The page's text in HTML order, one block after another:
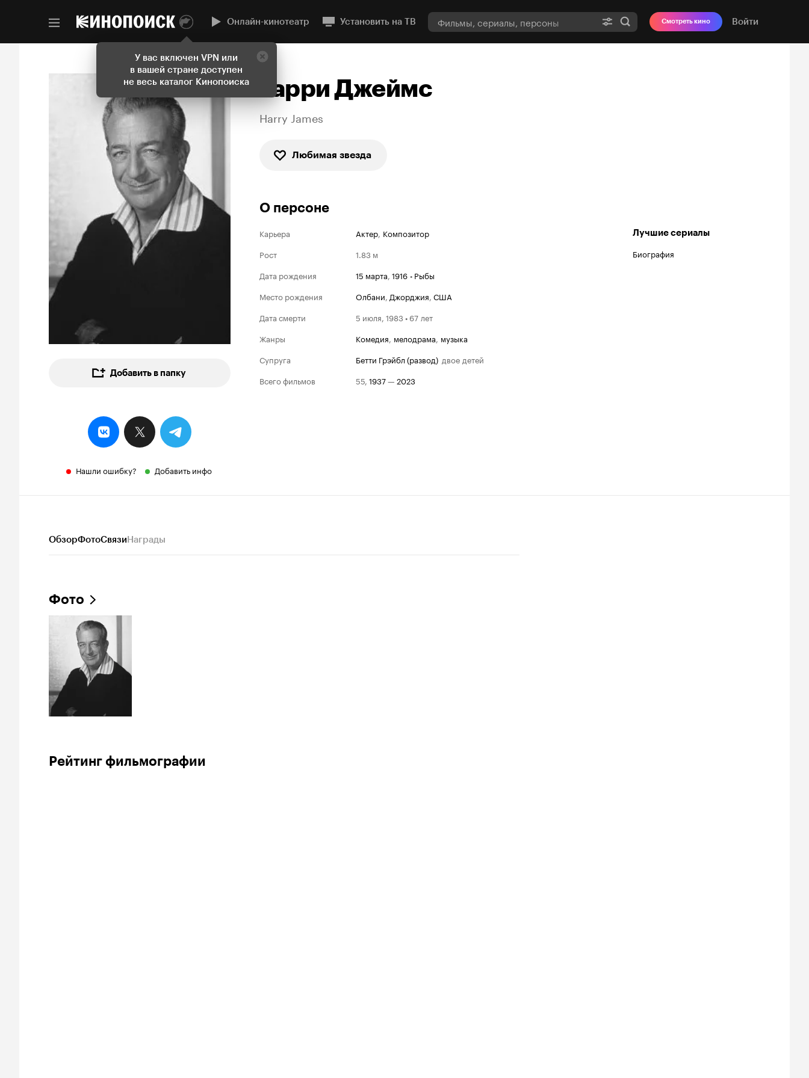
У вас включен VPN или
в вашей стране доступен
не весь каталог Кинопоиска
Онлайн-кинотеатр Установить на ТВ Смотреть кино Войти
Добавить в папку
Нашли ошибку? Добавить инфо
Гарри Джеймс
Harry James
Любимая звезда
О персоне
Карьера Актер, Композитор
Рост
1.83 м
Дата рождения
15 марта, 1916 • Рыбы
Место рождения
Олбани, Джорджия, США
Дата смерти
5 июля, 1983 • 67 лет
Жанры
комедия, мелодрама, музыка
Супруга
Бетти Грэйбл (развод) двое детей
Всего фильмов
55, 1937— 2023
Лучшие сериалы
Биография
ОбзорФотоСвязиНаграды
Фото
Рейтинг фильмографии